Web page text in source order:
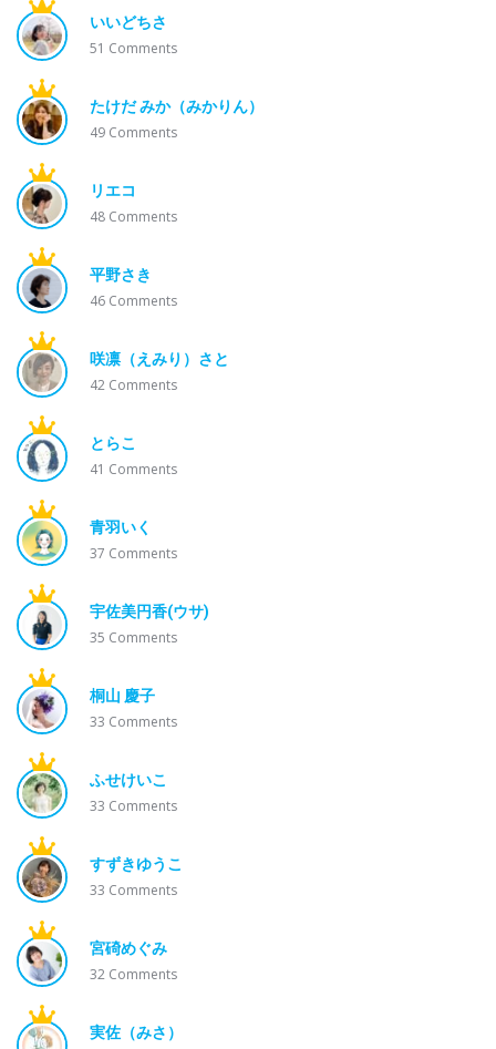
いいどちさ
51 Comments
たけだ みか（みかりん）
49 Comments
リエコ
48 Comments
平野さき
46 Comments
咲凛（えみり）さと
42 Comments
とらこ
41 Comments
青羽いく
37 Comments
宇佐美円香(ウサ)
35 Comments
桐山 慶子
33 Comments
ふせけいこ
33 Comments
すずきゆうこ
33 Comments
宮碕めぐみ
32 Comments
実佐（みさ）